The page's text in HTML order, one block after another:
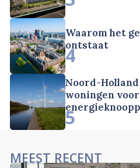
Waarom het
ontstaat
4
Noord-
woningen
5
MEEST RECENT